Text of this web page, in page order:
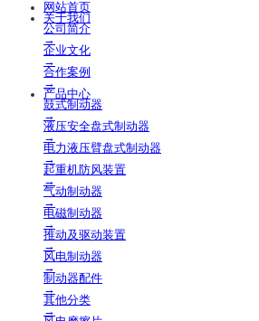
网站首页
关于我们
公司简介
→
企业文化
→
合作案例
→
产品中心
鼓式制动器
→
液压安全盘式制动器
→
电力液压臂盘式制动器
→
起重机防风装置
→
气动制动器
→
电磁制动器
→
推动及驱动装置
→
风电制动器
→
制动器配件
→
其他分类
→